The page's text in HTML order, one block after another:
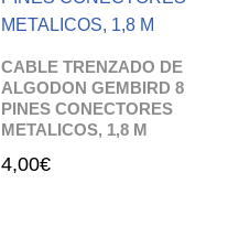
CABLE TRENZADO DE
ALGODON GEMBIRD 8
PINES CONECTORES
METALICOS, 1,8 M
4,00€